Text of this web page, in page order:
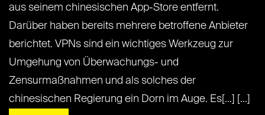
aus seinem chinesischen App-Store entfernt.
Darüber haben bereits mehrere betroffene Anbieter
berichtet. VPNs sind ein wichtiges Werkzeug zur
Umgehung von Überwachungs- und
Zensurmaßnahmen und als solches der
chinesischen Regierung ein Dorn im Auge. Es[...] [...]